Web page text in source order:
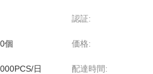
認証:
個 価格:
日 配達時間: